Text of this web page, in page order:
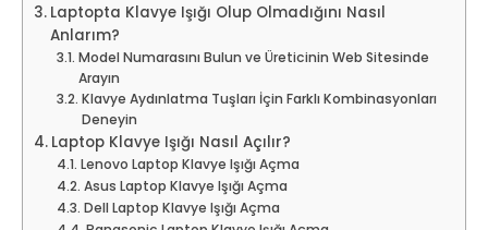
Laptopta Klavye Işığı Olup Olmadığını Nasıl
Anlarım?
Model Numarasını Bulun ve Üreticinin Web Sitesinde
Arayın
Klavye Aydınlatma Tuşları İçin Farklı Kombinasyonları
Deneyin
Laptop Klavye Işığı Nasıl Açılır?
Lenovo Laptop Klavye Işığı Açma
Asus Laptop Klavye Işığı Açma
Dell Laptop Klavye Işığı Açma